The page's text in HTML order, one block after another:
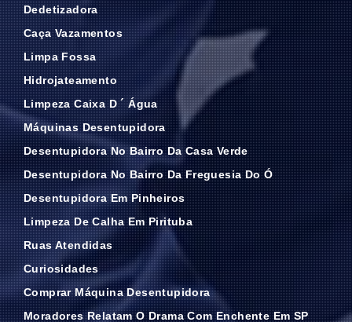
Dedetizadora
Caça Vazamentos
Limpa Fossa
Hidrojateamento
Limpeza Caixa D ´ Água
Máquinas Desentupidora
Desentupidora No Bairro Da Casa Verde
Desentupidora No Bairro Da Freguesia Do Ó
Desentupidora Em Pinheiros
Limpeza De Calha Em Pirituba
Ruas Atendidas
Curiosidades
Comprar Máquina Desentupidora
Moradores Relatam O Drama Com Enchente Em SP